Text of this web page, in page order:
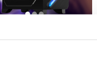
pc’s, geschikt voor